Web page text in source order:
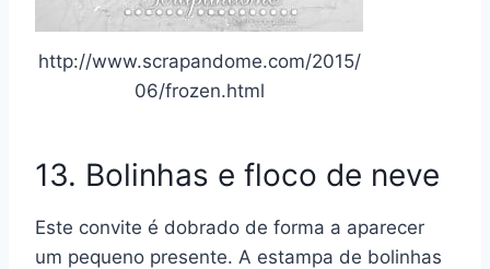
http://www.scrapandome.com/2015/
06/frozen.html
13. Bolinhas e floco de neve
Este convite é dobrado de forma a aparecer
um pequeno presente. A estampa de bolinhas